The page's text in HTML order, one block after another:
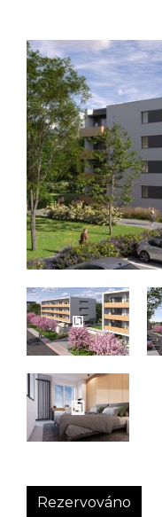
Rezervováno